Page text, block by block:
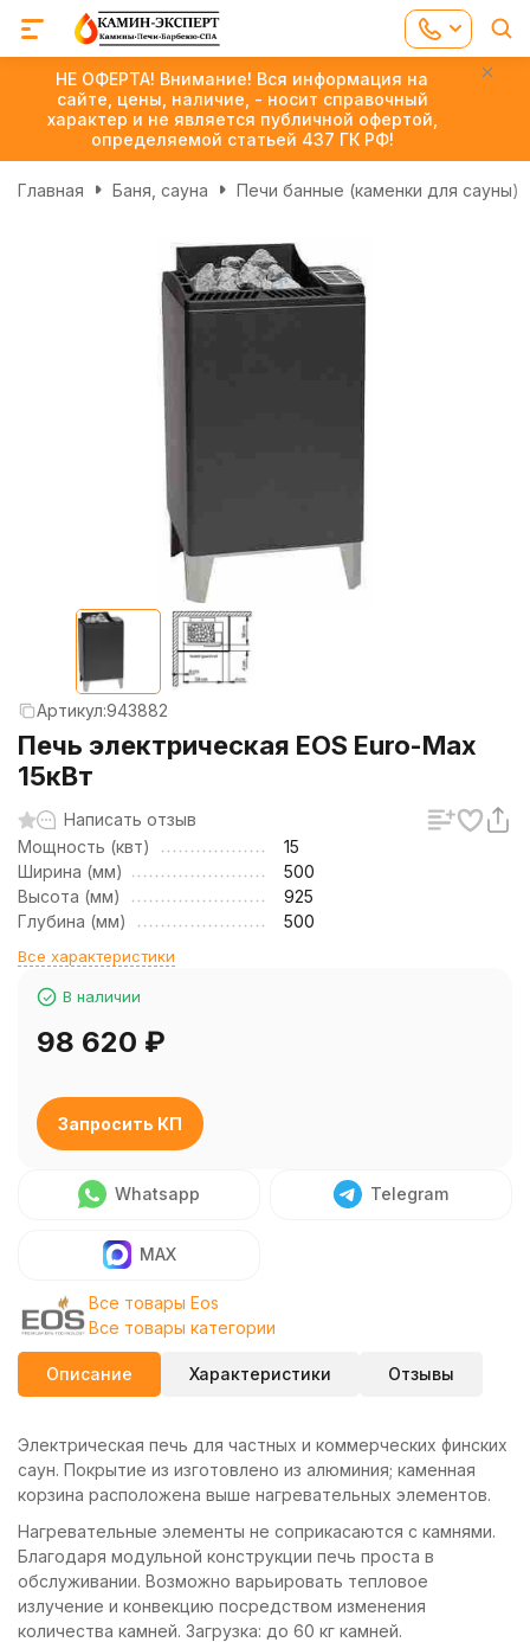
НЕ ОФЕРТА! Внимание! Вся информация на
сайте, цены, наличие, - носит справочный
характер и не является публичной офертой,
определяемой статьей 437 ГК РФ!
Главная Баня, сауна Печи банные (каменки для сауны)
Артикул:943882
Печь электрическая EOS Euro-Max
15кВт
Написать отзыв
Мощность (квт)
15
Ширина (мм)
500
Высота (мм)
925
Глубина (мм)
500
Все характеристики
В наличии
98 620 ₽
Запросить КП
Whatsapp Telegram
MAX
Все товары Eos
Все товары категории
Описание Характеристики Отзывы
Электрическая печь для частных и коммерческих финских
саун. Покрытие из изготовлено из алюминия; каменная
корзина расположена выше нагревательных элементов.
Нагревательные элементы не соприкасаются с камнями.
Благодаря модульной конструкции печь проста в
обслуживании. Возможно варьировать тепловое
излучение и конвекцию посредством изменения
количества камней. Загрузка: до 60 кг камней.